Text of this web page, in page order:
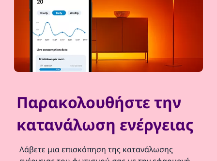
Παρακολουθήστε την
κατανάλωση ενέργειας
Λάβετε μια επισκόπηση της κατανάλωσης